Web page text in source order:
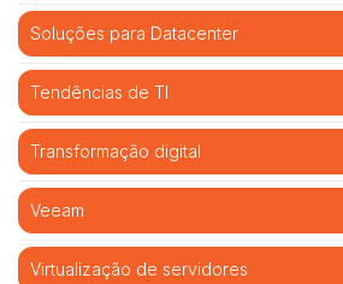
Soluções para Datacenter
Tendências de TI
Transformação digital
Veeam
Virtualização de servidores